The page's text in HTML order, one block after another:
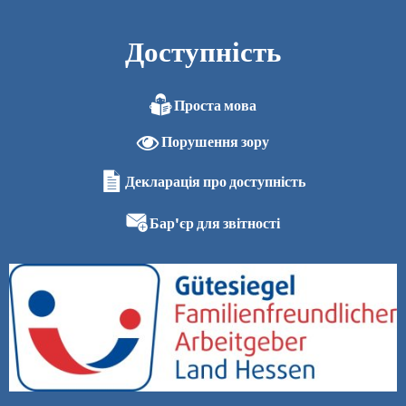
Доступність
Проста мова
Порушення зору
Декларація про доступність
Бар'єр для звітності